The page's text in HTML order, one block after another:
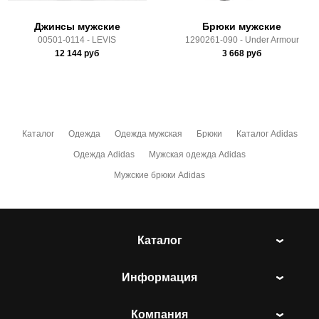
Джинсы мужские
00501-0114 - LEVIS
12 144 руб
Брюки мужские
1290261-090 - Under Armour
3 668 руб
Каталог Одежда Одежда мужская Брюки Каталог Adidas
Одежда Adidas Мужская одежда Adidas
Мужские брюки Adidas
Каталог
Информация
Компания